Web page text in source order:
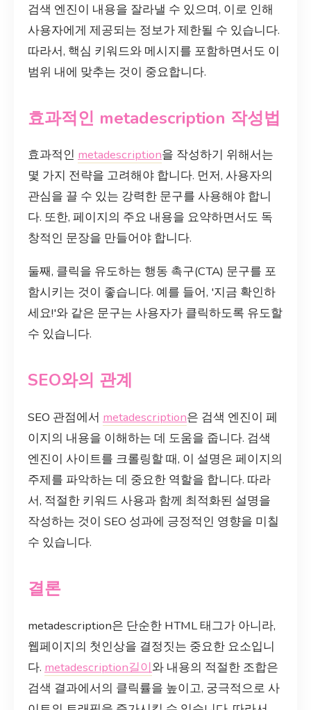
검색 엔진이 내용을 잘라낼 수 있으며, 이로 인해
사용자에게 제공되는 정보가 제한될 수 있습니다.
따라서, 핵심 키워드와 메시지를 포함하면서도 이
범위 내에 맞추는 것이 중요합니다.
효과적인 metadescription 작성법
효과적인 metadescription을 작성하기 위해서는
몇 가지 전략을 고려해야 합니다. 먼저, 사용자의
관심을 끌 수 있는 강력한 문구를 사용해야 합니
다. 또한, 페이지의 주요 내용을 요약하면서도 독
창적인 문장을 만들어야 합니다.
둘째, 클릭을 유도하는 행동 촉구(CTA) 문구를 포
함시키는 것이 좋습니다. 예를 들어, '지금 확인하
세요!'와 같은 문구는 사용자가 클릭하도록 유도할
수 있습니다.
SEO와의 관계
SEO 관점에서 metadescription은 검색 엔진이 페
이지의 내용을 이해하는 데 도움을 줍니다. 검색
엔진이 사이트를 크롤링할 때, 이 설명은 페이지의
주제를 파악하는 데 중요한 역할을 합니다. 따라
서, 적절한 키워드 사용과 함께 최적화된 설명을
작성하는 것이 SEO 성과에 긍정적인 영향을 미칠
수 있습니다.
결론
metadescription은 단순한 HTML 태그가 아니라,
웹페이지의 첫인상을 결정짓는 중요한 요소입니
다. metadescription길이와 내용의 적절한 조합은
검색 결과에서의 클릭률을 높이고, 궁극적으로 사